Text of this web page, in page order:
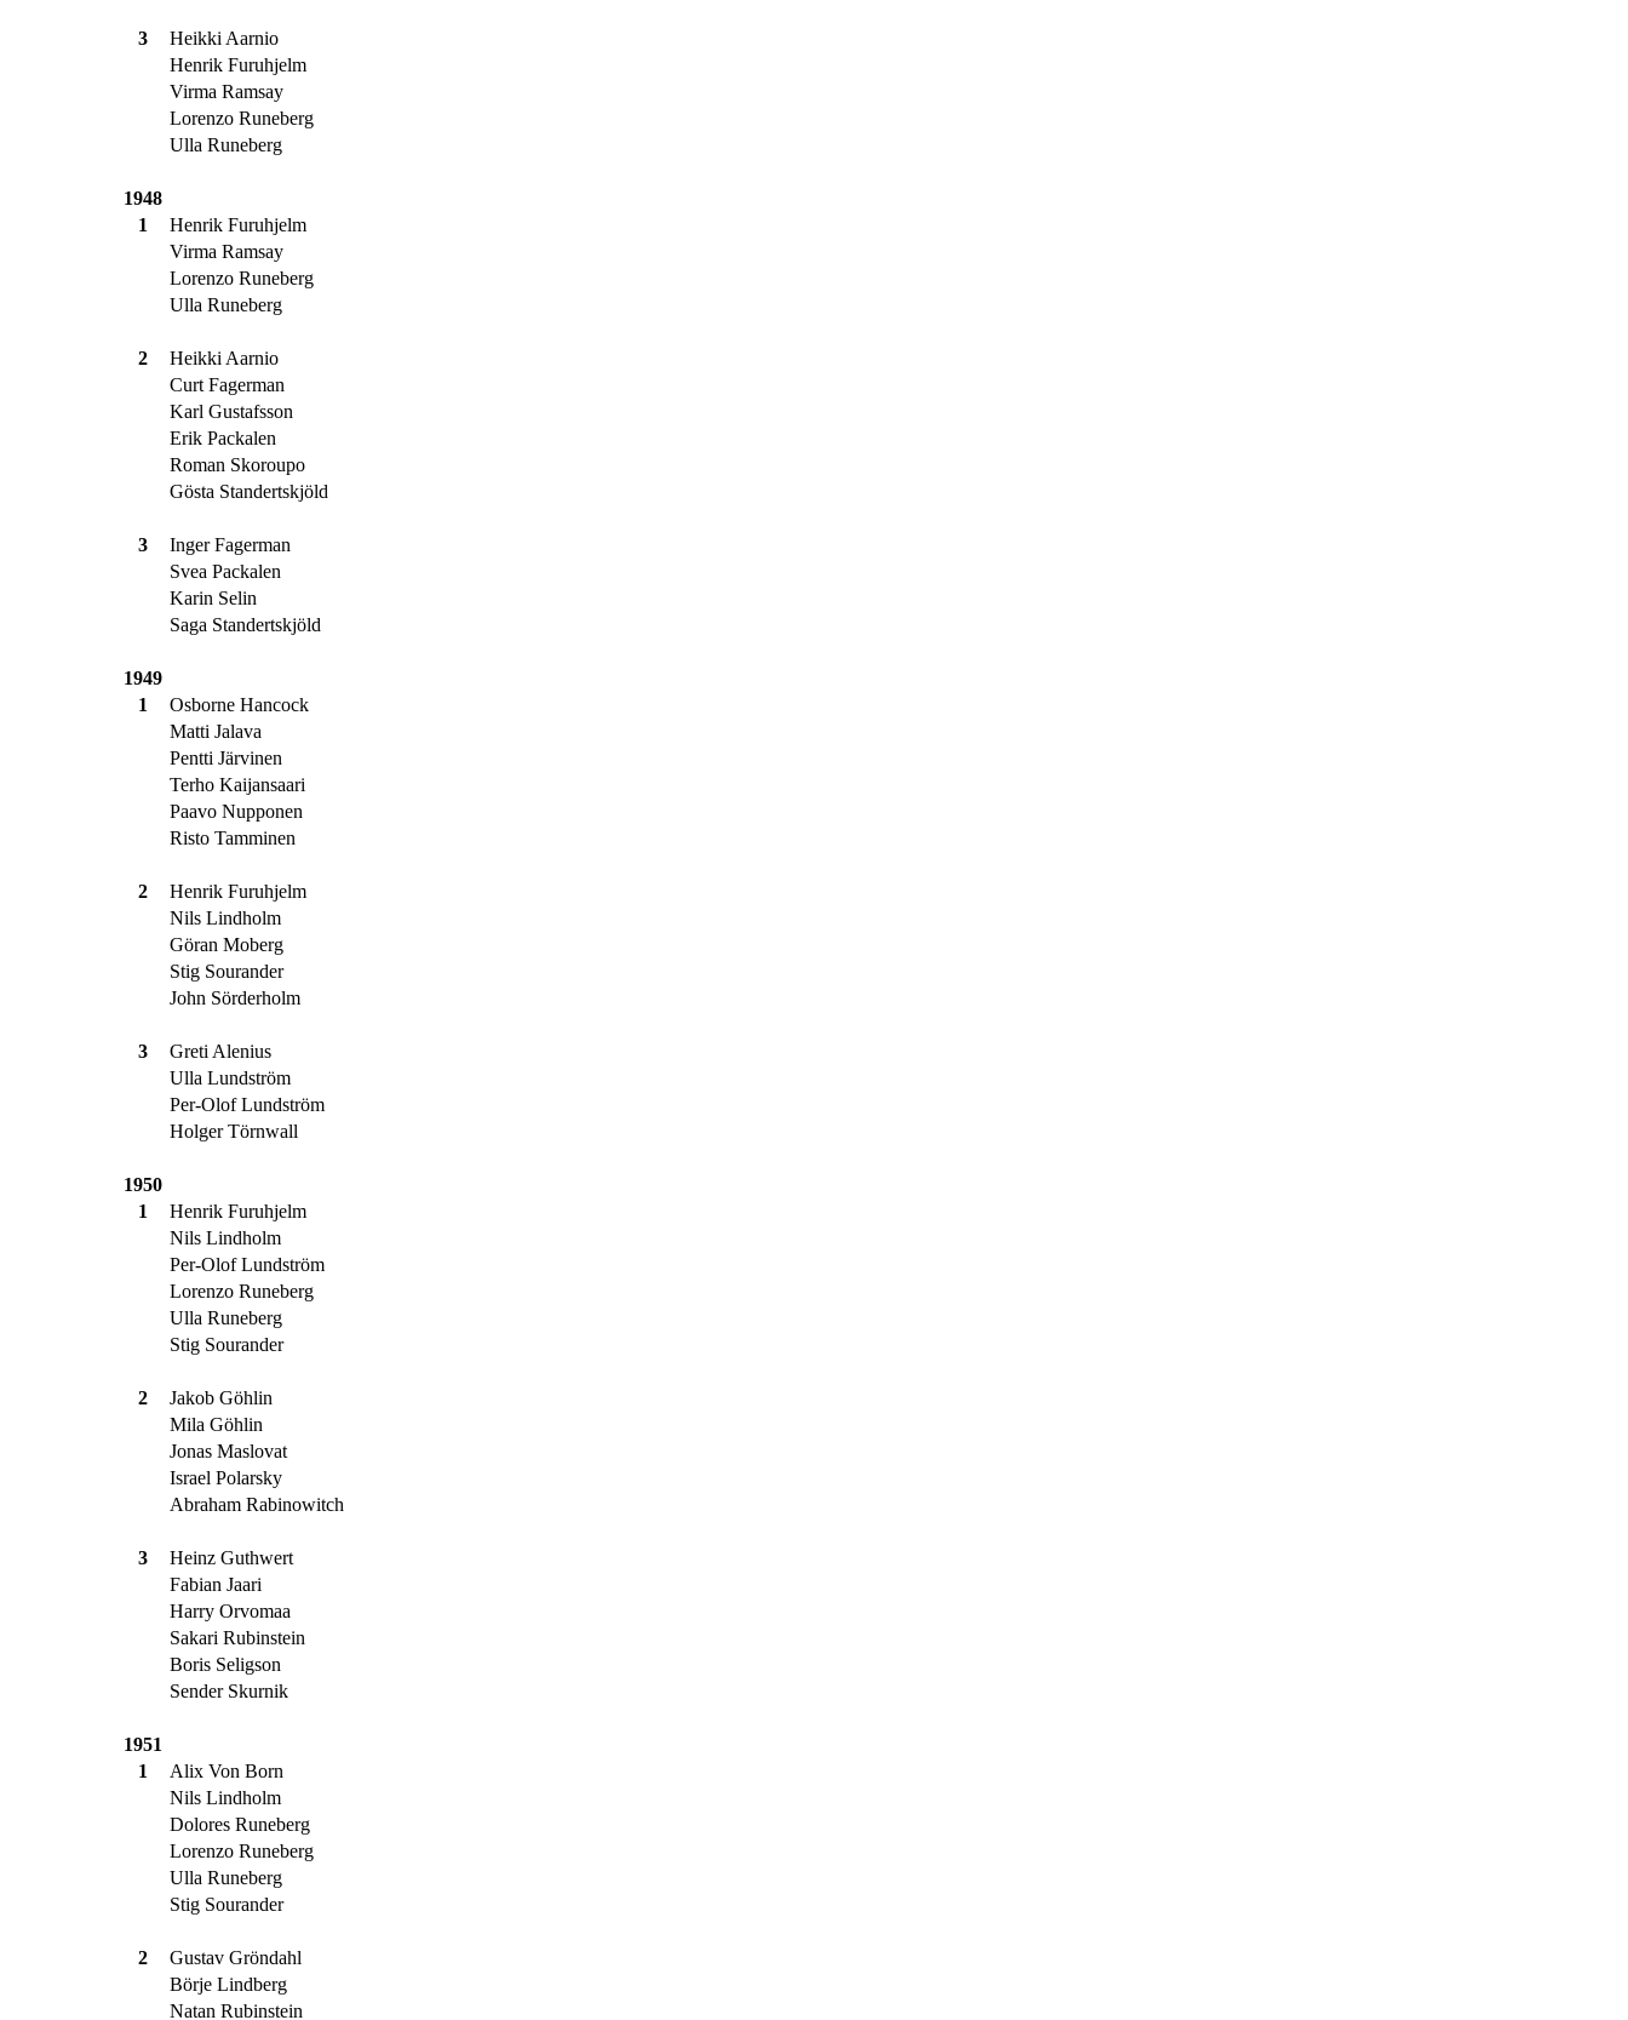
3
Heikki Aarnio
Henrik Furuhjelm
Virma Ramsay
Lorenzo Runeberg
Ulla Runeberg
1948
1
Henrik Furuhjelm
Virma Ramsay
Lorenzo Runeberg
Ulla Runeberg
2
Heikki Aarnio
Curt Fagerman
Karl Gustafsson
Erik Packalen
Roman Skoroupo
Gösta Standertskjöld
3
Inger Fagerman
Svea Packalen
Karin Selin
Saga Standertskjöld
1949
1
Osborne Hancock
Matti Jalava
Pentti Järvinen
Terho Kaijansaari
Paavo Nupponen
Risto Tamminen
2
Henrik Furuhjelm
Nils Lindholm
Göran Moberg
Stig Sourander
John Sörderholm
3
Greti Alenius
Ulla Lundström
Per-Olof Lundström
Holger Törnwall
1950
1
Henrik Furuhjelm
Nils Lindholm
Per-Olof Lundström
Lorenzo Runeberg
Ulla Runeberg
Stig Sourander
2
Jakob Göhlin
Mila Göhlin
Jonas Maslovat
Israel Polarsky
Abraham Rabinowitch
3
Heinz Guthwert
Fabian Jaari
Harry Orvomaa
Sakari Rubinstein
Boris Seligson
Sender Skurnik
1951
1
Alix Von Born
Nils Lindholm
Dolores Runeberg
Lorenzo Runeberg
Ulla Runeberg
Stig Sourander
2
Gustav Gröndahl
Börje Lindberg
Natan Rubinstein